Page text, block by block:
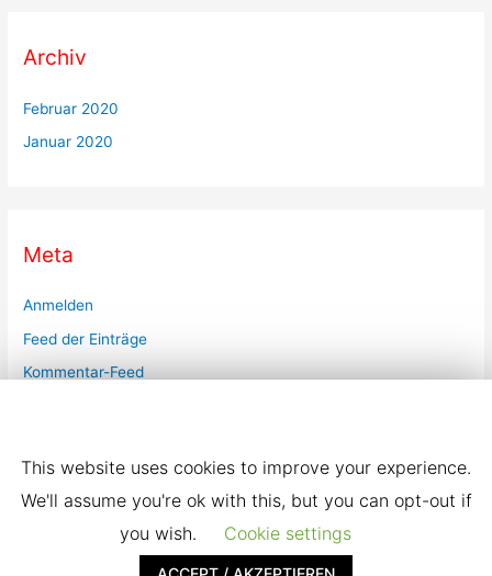
Archiv
Februar 2020
Januar 2020
Meta
Anmelden
Feed der Einträge
Kommentar-Feed
Copyright © 2026karneval-in-beckum| Powered by
WordPress Theme
This website uses cookies to improve your experience.
We'll assume you're ok with this, but you can opt-out if
you wish.
Cookie settings